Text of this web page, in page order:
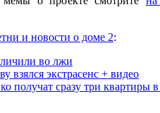
и новости о доме 2:
во лжи
взялся экстрасенс + видео
получат сразу три квартиры